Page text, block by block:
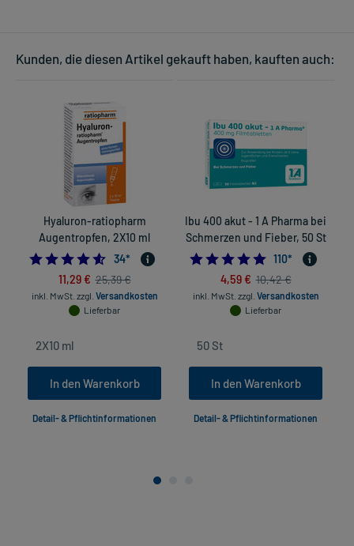
Kunden, die diesen Artikel gekauft haben, kauften auch:
Hyaluron-ratiopharm
Augentropfen, 2X10 ml
4.5588235294117645
34*
11,29 € 25,39 €
inkl. MwSt. zzgl. Versandkosten
Lieferbar
In den Warenkorb
Detail- & Pflichtinformationen
Ibu 400 akut - 1 A Pharma bei
Schmerzen und Fieber, 50 St
110*
4,59 € 10,42 €
inkl. MwSt. zzgl. Versandkosten
Lieferbar
In den Warenkorb
Detail- & Pflichtinformationen